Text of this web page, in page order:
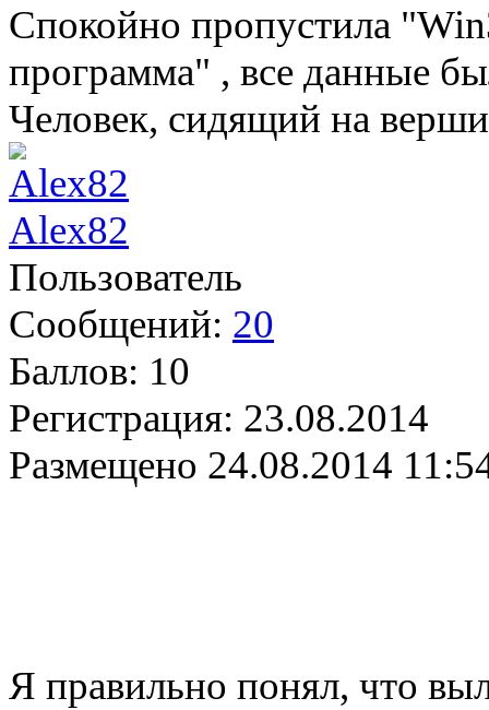
Спокойно пропустила
программа" , все данные
Человек, сидящий на
Alex82
Пользователь
Сообщений: 20
Баллов: 10
Регистрация: 23.08.2014
Размещено 24.08.2014
Я правильно понял, что